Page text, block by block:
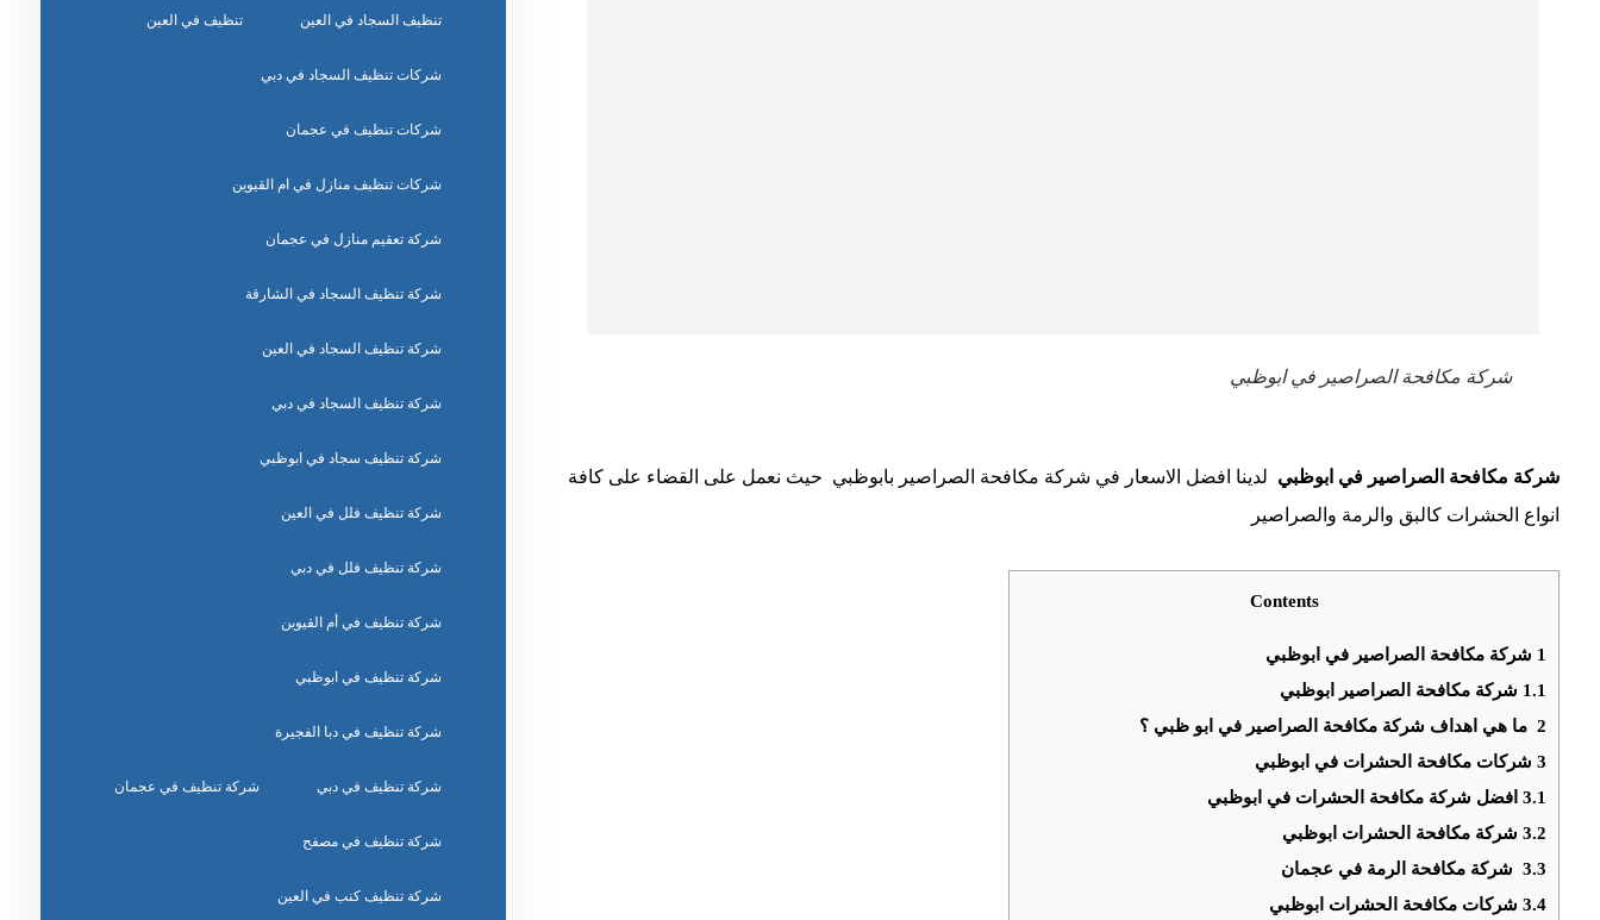
شركة مكافحة الصراصير في ابوظبي
شركة مكافحة الصراصير في ابوظبي لدينا افضل الاسعار في شركة مكافحة الصراصير بابوظبي حيث نعمل على القضاء على كافة
انواع الحشرات كالبق والرمة والصراصير
Contents
1 شركة مكافحة الصراصير في ابوظبي
1.1 شركة مكافحة الصراصير ابوظبي
2ما هي اهداف شركة مكافحة الصراصير في ابو ظبي ؟
3شركات مكافحة الحشرات في ابوظبي
3.1افضل شركة مكافحة الحشرات في ابوظبي
3.2شركة مكافحة الحشرات ابوظبي
3.3شركة مكافحة الرمة في عجمان
3.4شركات مكافحة الحشرات ابوظبي
تنظيف السجاد في العين تنظيف في العين
شركات تنظيف السجاد في دبي
شركات تنظيف في عجمان
شركات تنظيف منازل في ام القيوين
شركة تعقيم منازل في عجمان
شركة تنظيف السجاد في الشارقة
شركة تنظيف السجاد في العين
شركة تنظيف السجاد في دبي
شركة تنظيف سجاد في ابوظبي
شركة تنظيف فلل في العين
شركة تنظيف فلل في دبي
شركة تنظيف في أم القيوين
شركة تنظيف في ابوظبي
شركة تنظيف في دبا الفجيرة
شركة تنظيف في دبي شركة تنظيف في عجمان
شركة تنظيف في مصفح
شركة تنظيف كنب في العين